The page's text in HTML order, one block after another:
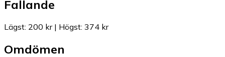
Fallande
Lägst: 200 kr| Högst: 374 kr
Omdömen